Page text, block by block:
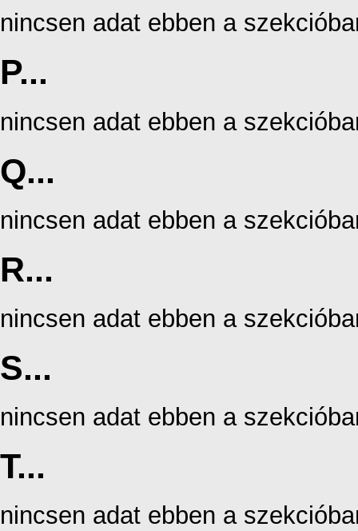
nincsen adat ebben a
P...
nincsen adat ebben a
Q...
nincsen adat ebben a
R...
nincsen adat ebben a
S...
nincsen adat ebben a
T...
nincsen adat ebben a